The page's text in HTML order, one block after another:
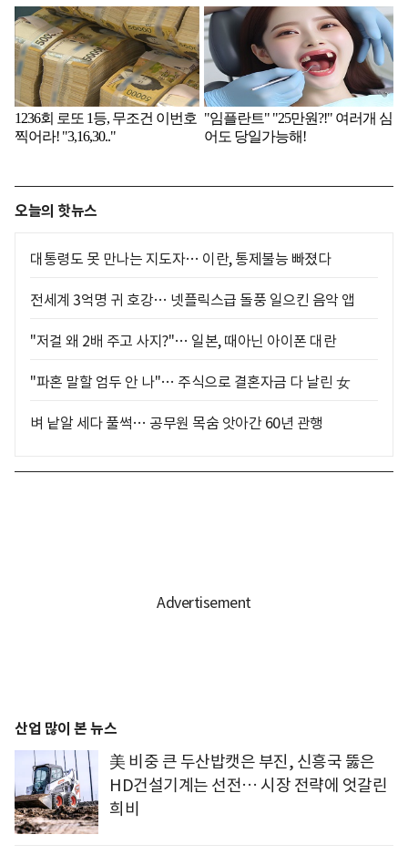
오늘의 핫뉴스
대통령도 못 만나는 지도자… 이란, 통제불능 빠졌다
전세계 3억명 귀 호강… 넷플릭스급 돌풍 일으킨 음악 앱
"저걸 왜 2배 주고 사지?"… 일본, 때아닌 아이폰 대란
"파혼 말할 엄두 안 나"… 주식으로 결혼자금 다 날린 女
벼 낱알 세다 풀썩… 공무원 목숨 앗아간 60년 관행
산업 많이 본 뉴스
美 비중 큰 두산밥캣은 부진, 신흥국 뚫은
HD건설기계는 선전… 시장 전략에 엇갈린
희비